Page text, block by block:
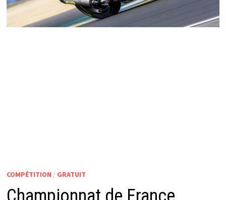
COMPÉTITION / GRATUIT